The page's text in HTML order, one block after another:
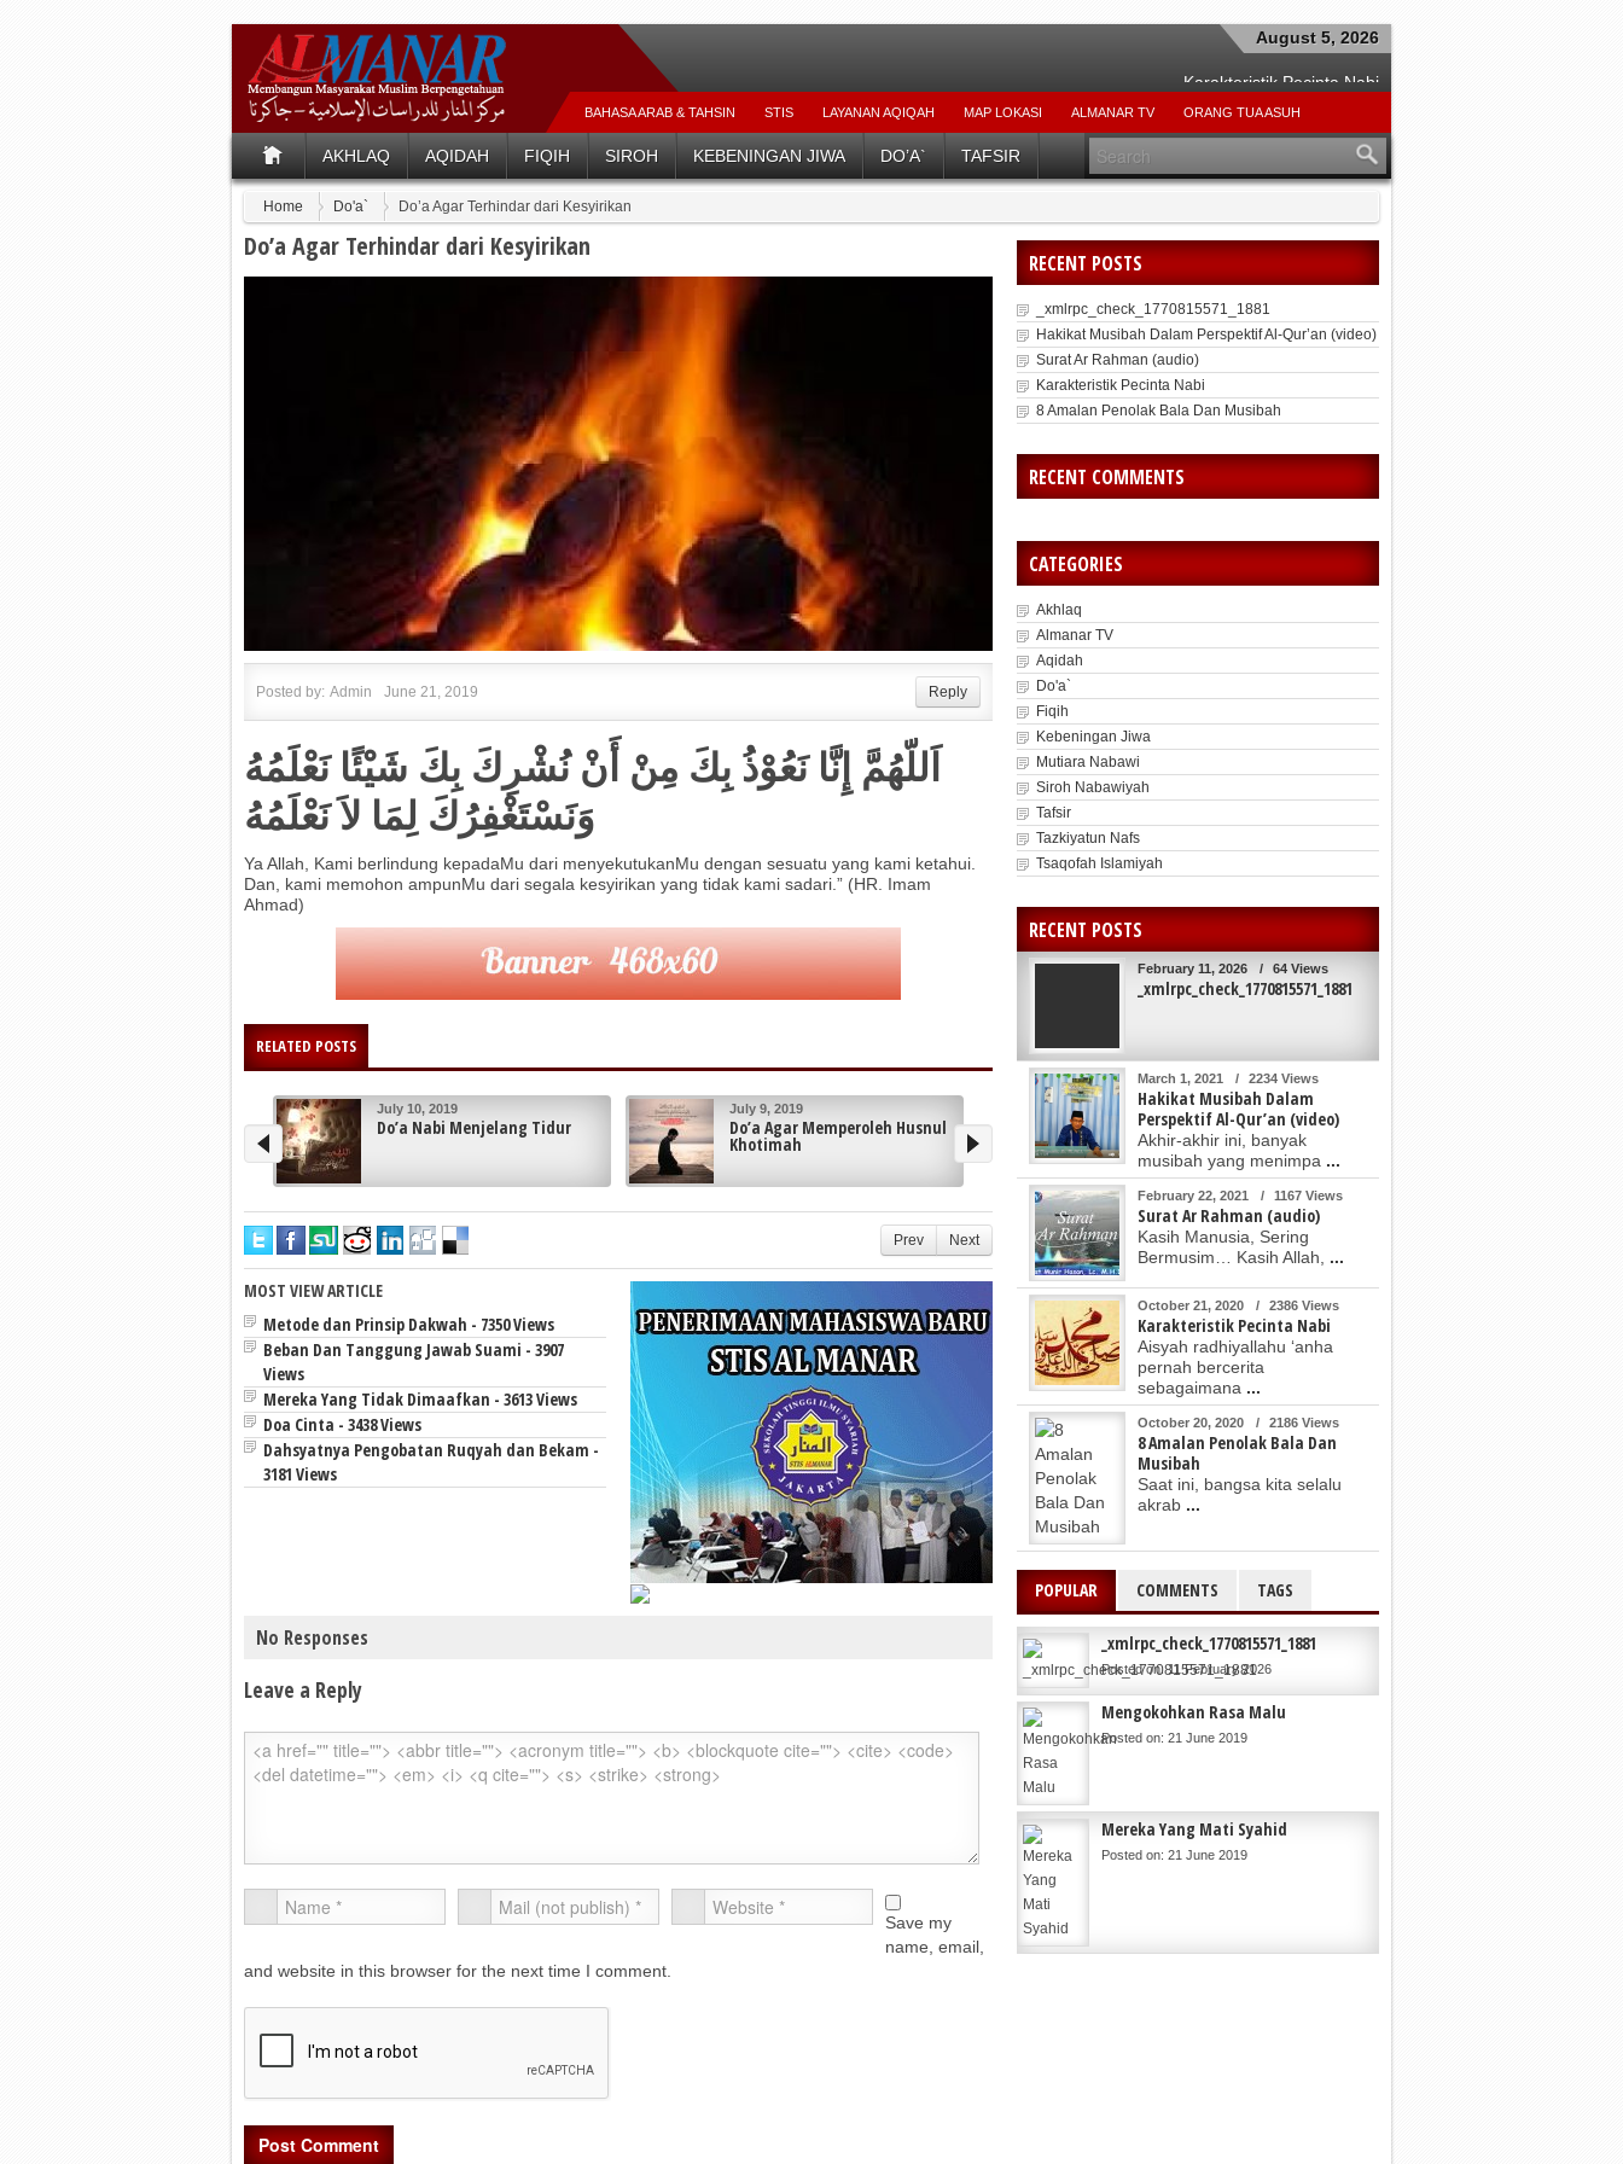
August 5, 2026
Karakteristik Pecinta Nabi
Beban Dan Tanggung Jawab Suami
Belajar Dari Sang Teladan Ibrahim Alaihis Salam
Hindari Kemunafikan
BAHASA ARAB & TAHSIN STIS LAYANAN AQIQAH MAP LOKASI ALMANAR TV ORANG TUA ASUH
AKHLAQ AQIDAH FIQIH SIROH KEBENINGAN JIWA DO’A` TAFSIR
Home Do'a` Do’a Agar Terhindar dari Kesyirikan
Do’a Agar Terhindar dari Kesyirikan
Posted by: Admin June 21, 2019 Reply
اَللّهُمَّ إِنَّا نَعُوْذُ بِكَ مِنْ أَنْ نُشْرِكَ بِكَ شَيْئًا نَعْلَمُهُ
وَنَسْتَغْفِرُكَ لِمَا لاَ نَعْلَمُهُ
Ya Allah, Kami berlindung kepadaMu dari menyekutukanMu dengan sesuatu yang kami ketahui.
Dan, kami memohon ampunMu dari segala kesyirikan yang tidak kami sadari.” (HR. Imam
Ahmad)
RELATED POSTS
July 10, 2019
Do’a Nabi Menjelang Tidur
July 9, 2019
Do’a Agar Memperoleh Husnul
Khotimah
June 28, 2019
Doa Cinta
Prev Next
MOST VIEW ARTICLE
Metode dan Prinsip Dakwah - 7350 Views
Beban Dan Tanggung Jawab Suami - 3907
Views
Mereka Yang Tidak Dimaafkan - 3613 Views
Doa Cinta - 3438 Views
Dahsyatnya Pengobatan Ruqyah dan Bekam -
3181 Views
No Responses
Leave a Reply
Save my
name, email,
and website in this browser for the next time I comment.
RECENT POSTS
_xmlrpc_check_1770815571_1881
Hakikat Musibah Dalam Perspektif Al-Qur’an (video)
Surat Ar Rahman (audio)
Karakteristik Pecinta Nabi
8 Amalan Penolak Bala Dan Musibah
RECENT COMMENTS
CATEGORIES
Akhlaq
Almanar TV
Aqidah
Do'a`
Fiqih
Kebeningan Jiwa
Mutiara Nabawi
Siroh Nabawiyah
Tafsir
Tazkiyatun Nafs
Tsaqofah Islamiyah
RECENT POSTS
February 11, 2026 / 64 Views
_xmlrpc_check_1770815571_1881
March 1, 2021 / 2234 Views
Hakikat Musibah Dalam
Perspektif Al-Qur’an (video)
Akhir-akhir ini, banyak
musibah yang menimpa ...
February 22, 2021 / 1167 Views
Surat Ar Rahman (audio)
Kasih Manusia, Sering
Bermusim… Kasih Allah, ...
October 21, 2020 / 2386 Views
Karakteristik Pecinta Nabi
Aisyah radhiyallahu ‘anha
pernah bercerita
sebagaimana ...
October 20, 2020 / 2186 Views
8 Amalan Penolak Bala Dan
Musibah
Saat ini, bangsa kita selalu
akrab ...
POPULAR COMMENTS TAGS
_xmlrpc_check_1770815571_1881
Posted on: 11 February 2026
Mengokohkan Rasa Malu
Posted on: 21 June 2019
Mereka Yang Mati Syahid
Posted on: 21 June 2019